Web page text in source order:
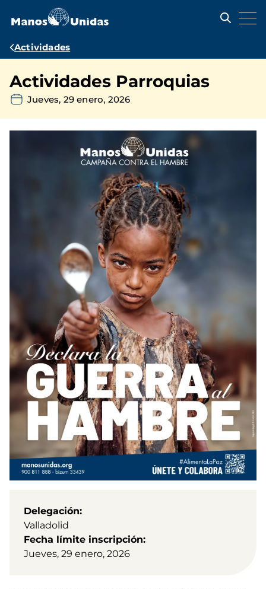
contenido
Ruta
navegación
Actividades
Actividades Parroquias
Jueves, 29 enero, 2026
Delegación
Valladolid
Fecha límite inscripción
Jueves, 29 enero, 2026